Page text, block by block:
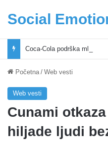
Social
Početna / Web vesti
Web vesti
Cunami
hiljade ljudi